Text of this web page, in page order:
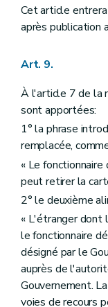
Cet article
après publication
Art. 9.
À l'article 7 de la
sont apportées:
1° la phrase
remplacée,
« Le
peut retirer la
2° le deuxième
« L'étranger dont
le fonctionnaire
désigné par le
auprès de
Gouvernement.
voies de recours